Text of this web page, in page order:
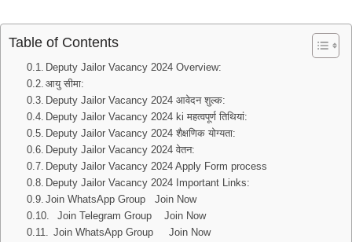
Table of Contents
Deputy Jailor Vacancy 2024 Overview:
आयु सीमा:
Deputy Jailor Vacancy 2024 आवेदन शुल्क:
Deputy Jailor Vacancy 2024 ki महत्वपूर्ण तिथियां:
Deputy Jailor Vacancy 2024 शैक्षणिक योग्यता:
Deputy Jailor Vacancy 2024 वेतन:
Deputy Jailor Vacancy 2024 Apply Form process
Deputy Jailor Vacancy 2024 Important Links:
Join WhatsApp Group Join Now
Join Telegram Group Join Now
Join WhatsApp Group Join Now